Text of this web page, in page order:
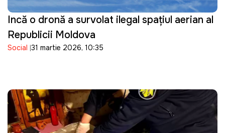
Incă o dronă a survolat ilegal spațiul aerian al
Republicii Moldova
Social 31 martie 2026, 10:35